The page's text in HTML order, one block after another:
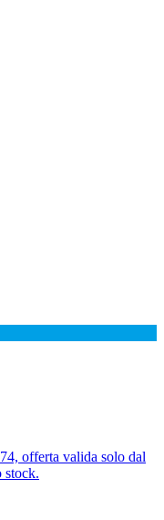
offerta valida solo dal
stock.